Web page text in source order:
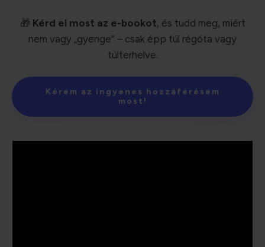
🎁 Kérd el most az e-bookot, és tudd meg, miért
nem vagy „gyenge” – csak épp túl régóta vagy
túlterhelve.
Kérem az ingyenes hozzáférésem
most!